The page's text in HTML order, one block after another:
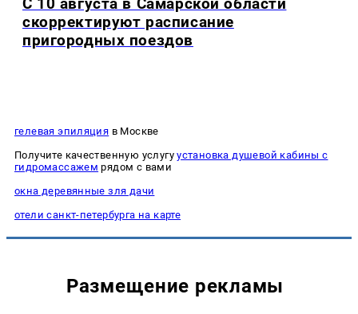
С 10 августа в Самарской области
скорректируют расписание
пригородных поездов
гелевая эпиляция в Москве
Получите качественную услугуустановка душевой кабины с
гидромассажем рядом с вами
окна деревянные зля дачи
отели санкт-петербурга на карте
Размещение рекламы